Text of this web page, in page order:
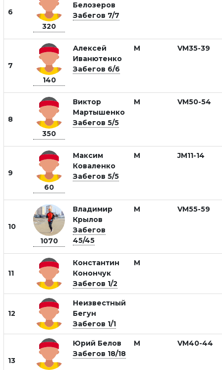
6
320
Белозеров
Забегов 7/7
7
140
Алексей
Иванютенко
Забегов 6/6
М VM35-39
8
350
Виктор
Мартышенко
Забегов 5/5
М VM50-54
9
60
Максим
Коваленко
Забегов 5/5
М JM11-14
10
1070
Владимир
Крылов
Забегов
45/45
М VM55-59
11
Константин
Конончук
Забегов 1/2
М
12
Неизвестный
Бегун
Забегов 1/1
13
Юрий Белов
Забегов 18/18
М VM40-44